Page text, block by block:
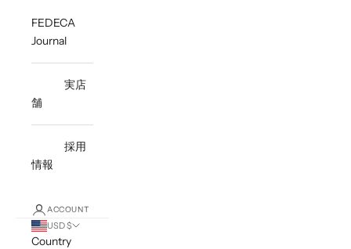
FEDECA
Journal
実店
舗
採用
情報
ACCOUNT
USD $
Country